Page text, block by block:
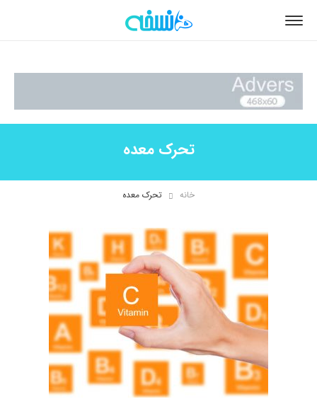
تحرک معده
خانه تحرک معده